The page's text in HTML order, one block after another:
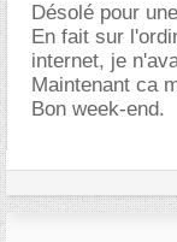
Désolé pour
En fait sur
internet, je
Maintenant ca
Bon week-end.